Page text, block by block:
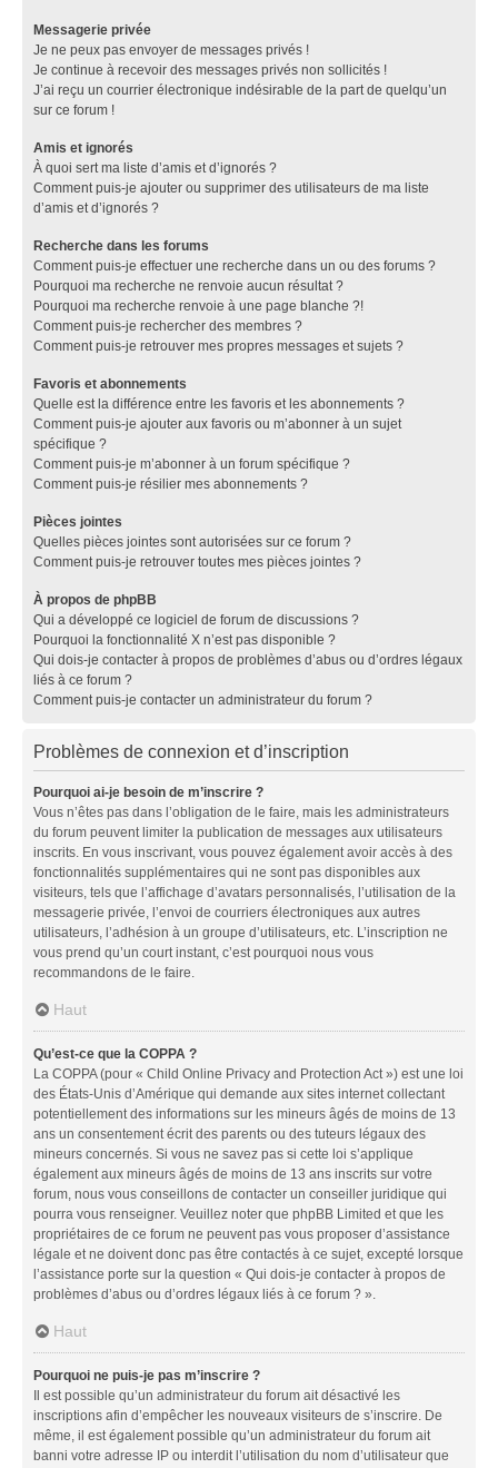
Messagerie privée
Je ne peux pas envoyer de messages privés !
Je continue à recevoir des messages privés non sollicités !
J’ai reçu un courrier électronique indésirable de la part de quelqu’un
sur ce forum !
Amis et ignorés
À quoi sert ma liste d’amis et d’ignorés ?
Comment puis-je ajouter ou supprimer des utilisateurs de ma liste
d’amis et d’ignorés ?
Recherche dans les forums
Comment puis-je effectuer une recherche dans un ou des forums ?
Pourquoi ma recherche ne renvoie aucun résultat ?
Pourquoi ma recherche renvoie à une page blanche ?!
Comment puis-je rechercher des membres ?
Comment puis-je retrouver mes propres messages et sujets ?
Favoris et abonnements
Quelle est la différence entre les favoris et les abonnements ?
Comment puis-je ajouter aux favoris ou m’abonner à un sujet
spécifique ?
Comment puis-je m’abonner à un forum spécifique ?
Comment puis-je résilier mes abonnements ?
Pièces jointes
Quelles pièces jointes sont autorisées sur ce forum ?
Comment puis-je retrouver toutes mes pièces jointes ?
À propos de phpBB
Qui a développé ce logiciel de forum de discussions ?
Pourquoi la fonctionnalité X n’est pas disponible ?
Qui dois-je contacter à propos de problèmes d’abus ou d’ordres légaux
liés à ce forum ?
Comment puis-je contacter un administrateur du forum ?
Problèmes de connexion et d’inscription
Pourquoi ai-je besoin de m’inscrire ?
Vous n’êtes pas dans l’obligation de le faire, mais les administrateurs
du forum peuvent limiter la publication de messages aux utilisateurs
inscrits. En vous inscrivant, vous pouvez également avoir accès à des
fonctionnalités supplémentaires qui ne sont pas disponibles aux
visiteurs, tels que l’affichage d’avatars personnalisés, l’utilisation de la
messagerie privée, l’envoi de courriers électroniques aux autres
utilisateurs, l’adhésion à un groupe d’utilisateurs, etc. L’inscription ne
vous prend qu’un court instant, c’est pourquoi nous vous
recommandons de le faire.
Haut
Qu’est-ce que la COPPA ?
La COPPA (pour « Child Online Privacy and Protection Act ») est une loi
des États-Unis d’Amérique qui demande aux sites internet collectant
potentiellement des informations sur les mineurs âgés de moins de 13
ans un consentement écrit des parents ou des tuteurs légaux des
mineurs concernés. Si vous ne savez pas si cette loi s’applique
également aux mineurs âgés de moins de 13 ans inscrits sur votre
forum, nous vous conseillons de contacter un conseiller juridique qui
pourra vous renseigner. Veuillez noter que phpBB Limited et que les
propriétaires de ce forum ne peuvent pas vous proposer d’assistance
légale et ne doivent donc pas être contactés à ce sujet, excepté lorsque
l’assistance porte sur la question « Qui dois-je contacter à propos de
problèmes d’abus ou d’ordres légaux liés à ce forum ? ».
Haut
Pourquoi ne puis-je pas m’inscrire ?
Il est possible qu’un administrateur du forum ait désactivé les
inscriptions afin d’empêcher les nouveaux visiteurs de s’inscrire. De
même, il est également possible qu’un administrateur du forum ait
banni votre adresse IP ou interdit l’utilisation du nom d’utilisateur que